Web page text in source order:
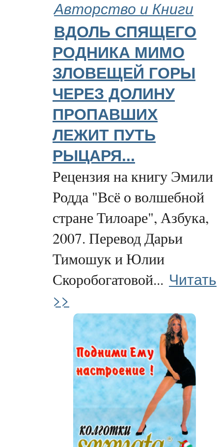
Авторство и Книги
ВДОЛЬ СПЯЩЕГО
РОДНИКА МИМО
ЗЛОВЕЩЕЙ ГОРЫ
ЧЕРЕЗ ДОЛИНУ
ПРОПАВШИХ
ЛЕЖИТ ПУТЬ
РЫЦАРЯ...
Рецензия на книгу Эмили
Родда "Всё о волшебной
стране Тилоаре", Азбука,
2007. Перевод Дарьи
Тимошук и Юлии
Скоробогатовой... Читать
>>